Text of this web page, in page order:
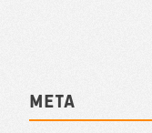
Meta